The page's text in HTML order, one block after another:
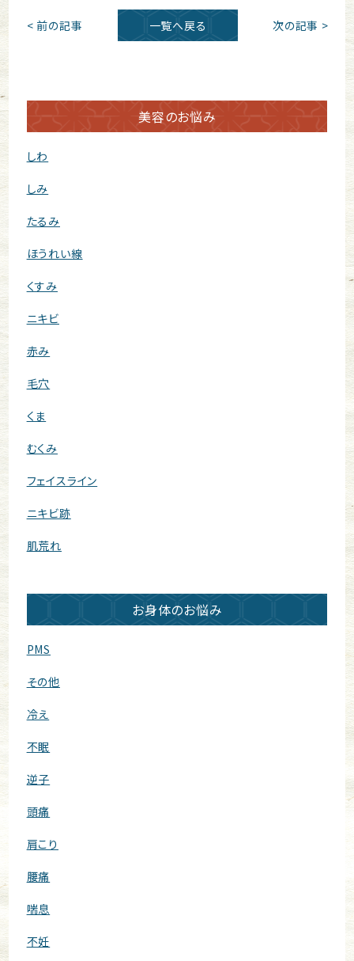
< 前の記事 一覧へ戻る 次の記事 >
美容のお悩み
しわ
しみ
たるみ
ほうれい線
くすみ
ニキビ
赤み
毛穴
くま
むくみ
フェイスライン
ニキビ跡
肌荒れ
お身体のお悩み
PMS
その他
冷え
不眠
逆子
頭痛
肩こり
腰痛
喘息
不妊